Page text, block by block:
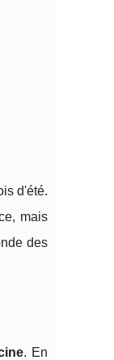
d'été.
mais
des
. En